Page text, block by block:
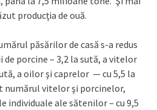
producţia de ouă.
păsărilor de casă s-a redus
de porcine – 3,2 la sută, a vitelor
a oilor şi caprelor — cu 5,5 la
numărul vitelor şi porcinelor,
individuale ale sătenilor – cu 9,5